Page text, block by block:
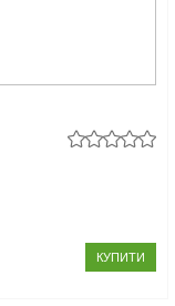
КУПИТИ